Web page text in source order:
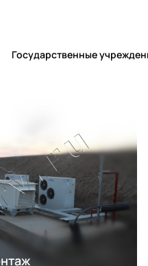
Государственные